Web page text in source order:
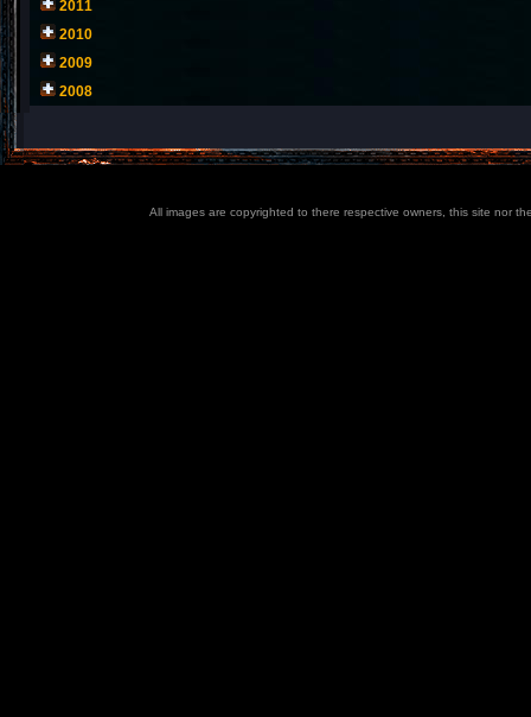
2011
2010
2009
2008
All images are copyrighted to there respective owners, this site nor